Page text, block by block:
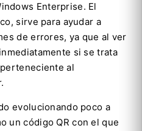
Enterprise. El
sirve para ayudar a
de errores, ya que al ver
si se trata
al
evolucionando poco a
un código QR con el que